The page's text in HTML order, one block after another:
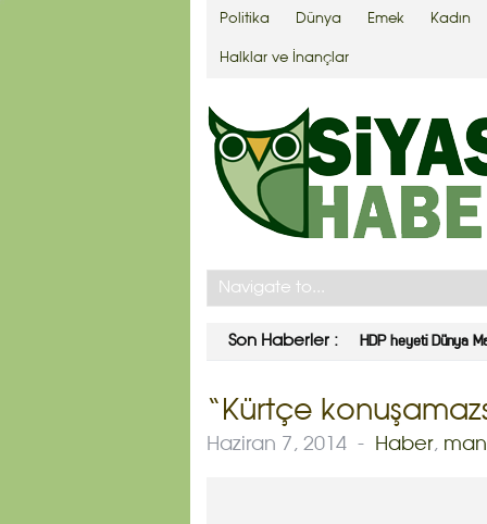
Politika Dünya Emek Kadın
Halklar ve İnançlar
Son Haberler : HDP heyeti Dünya
“Kürtçe
Haziran 7, 2014 - Haber,